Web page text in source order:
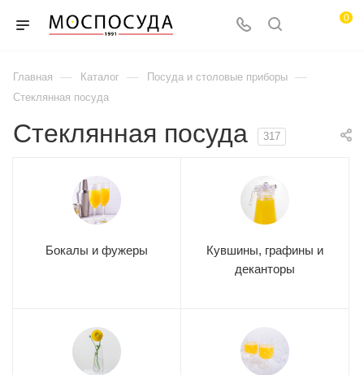
0
Главная — Каталог — Посуда и столовые приборы —
Стеклянная посуда
Стеклянная посуда 317
Бокалы и фужеры
Кувшины, графины и
деканторы